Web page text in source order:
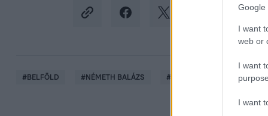
Google
I want
web or
I want
I want
#BELFÖLD #NÉMETH BALÁZS # FELMONDÁS